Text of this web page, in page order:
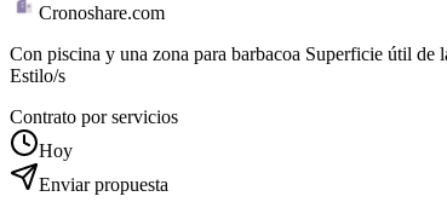
Cronoshare.com
Con piscina y una zona para barbacoa Superficie útil de
Estilo/s
Contrato por servicios
Hoy
Enviar propuesta